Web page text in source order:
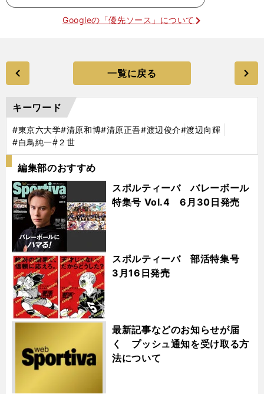
Googleの「優先ソース」について
一覧に戻る
キーワード
#東京六大学#清原和博#清原正吾#渡辺俊介#渡辺向輝
#白鳥純一#２世
編集部のおすすめ
スポルティーバ バレーボール
特集号 Vol.4 6月30日発売
スポルティーバ 部活特集号
3月16日発売
最新記事などのお知らせが届
く プッシュ通知を受け取る方
法について